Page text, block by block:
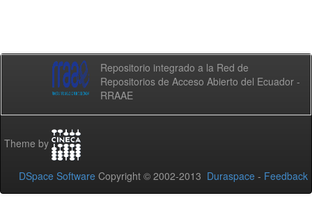
Repositorio integrado a la Red de
Repositorios de Acceso Abierto del Ecuador -
RRAAE
Theme by
DSpace Software Copyright © 2002-2013 Duraspace - Feedback